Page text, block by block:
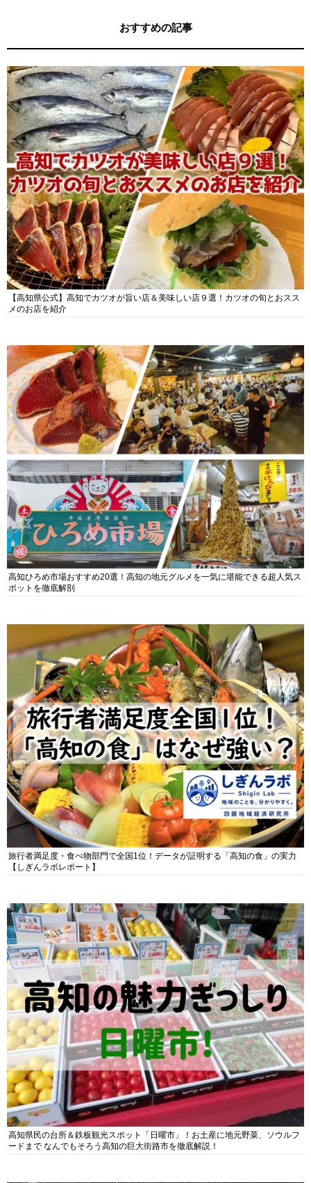
おすすめの記事
【高知県公式】高知でカツオが旨い店＆美味しい店９選！カツオの旬とおスス
メのお店を紹介
高知ひろめ市場おすすめ20選！高知の地元グルメを一気に堪能できる超人気ス
ポットを徹底解剖
旅行者満足度・食べ物部門で全国1位！データが証明する「高知の食」の実力
【しぎんラボレポート】
高知県民の台所＆鉄板観光スポット「日曜市」！お土産に地元野菜、ソウルフ
ードまで なんでもそろう高知の巨大街路市を徹底解説！